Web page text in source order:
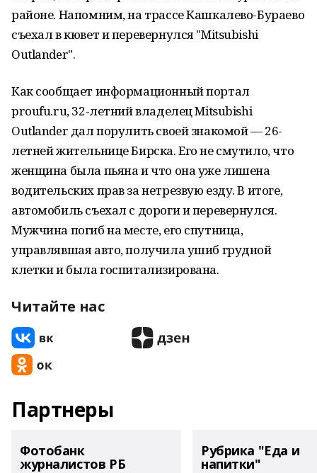
районе. Напомним, на трассе Кашкалево-Бураево
съехал в кювет и перевернулся "Mitsubishi
Outlander".
Как сообщает информационный портал
proufu.ru, 32-летний владелец Mitsubishi
Outlander дал порулить своей знакомой — 26-
летней жительнице Бирска. Его не смутило, что
женщина была пьяна и что она уже лишена
водительских прав за нетрезвую езду. В итоге,
автомобиль съехал с дороги и перевернулся.
Мужчина погиб на месте, его спутница,
управлявшая авто, получила ушиб грудной
клетки и была госпитализирована.
Читайте нас
Партнеры
Фотобанк
журналистов РБ
Рубрика "Еда и
напитки"